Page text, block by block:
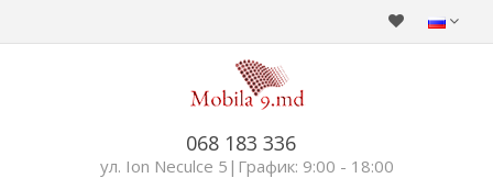
068 183 336
ул. Ion Neculce 5|График: 9:00 - 18:00